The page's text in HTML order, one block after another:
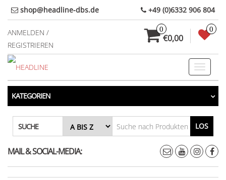
Direkt
zum
Inhalt
shop@headline-dbs.de +49 (0)6332 906 804
ANMELDEN /
REGISTRIEREN
0
€0,00
0
Toggle
KATEGORIEN
SUCHE LOS
MAIL & SOCIAL-MEDIA: